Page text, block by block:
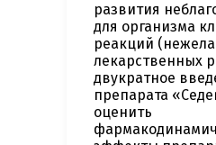
развития
для организма
реакций
лекарственных
двукратное
препарата
оценить